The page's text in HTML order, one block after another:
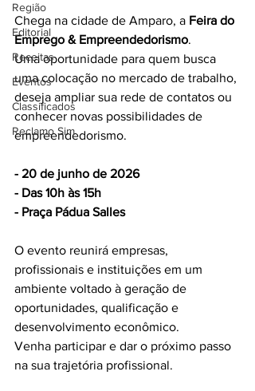
Região
Editorial
Receitas
Eventos
Classificados
Reclamo Sim
Chega na cidade de Amparo, a Feira do
Emprego & Empreendedorismo.
Uma oportunidade para quem busca
uma colocação no mercado de trabalho,
deseja ampliar sua rede de contatos ou
conhecer novas possibilidades de
empreendedorismo.
- 20 de junho de 2026
- Das 10h às 15h
- Praça Pádua Salles
O evento reunirá empresas,
profissionais e instituições em um
ambiente voltado à geração de
oportunidades, qualificação e
desenvolvimento econômico.
Venha participar e dar o próximo passo
na sua trajetória profissional.